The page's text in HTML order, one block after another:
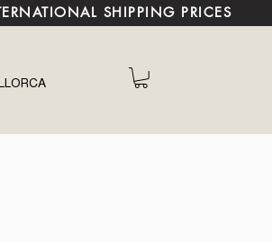
SHIPPING PRICES